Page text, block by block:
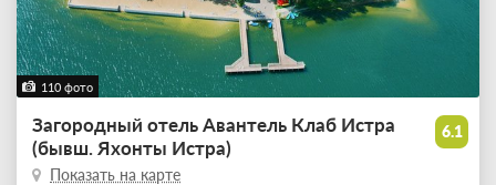
110 фото
6.1
Загородный отель Авантель Клаб Истра
(бывш. Яхонты Истра)
Показать на карте